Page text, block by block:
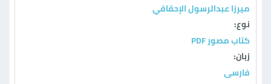
ميرزا عبدالرسول الإحقاقي
نوع:
كتاب مصور PDF
زبان:
فارسی